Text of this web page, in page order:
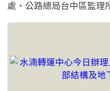
處、公路總局台中區監理